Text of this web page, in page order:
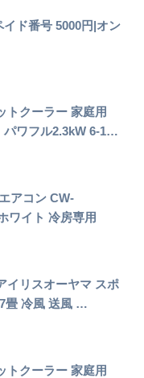
ド番号 5000円|オン
トクーラー 家庭用
パワフル2.3kW 6-1…
アコン CW-
ワイト 冷房専用
イリスオーヤマ スポ
畳 冷風 送風 …
トクーラー 家庭用